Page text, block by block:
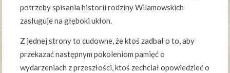
potrzeby spisania historii rodziny Wilamowskich
zasługuje na głęboki ukłon.
Z jednej strony to cudowne, że ktoś zadbał o to, aby
przekazać następnym pokoleniom pamięć o
wydarzeniach z przeszłości, ktoś zechciał opowiedzieć o